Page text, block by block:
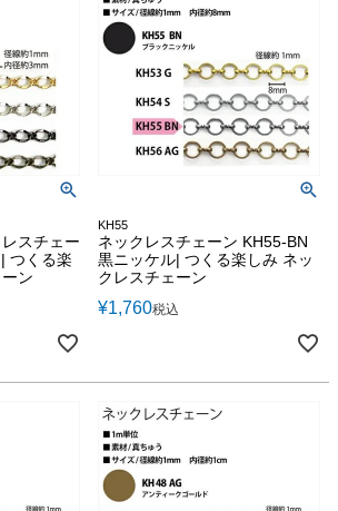
スチェー
つくる楽
ン
KH55
ネックレスチェーン KH55-BN
黒ニッケル| つくる楽しみ ネッ
クレスチェーン
¥1,760税込